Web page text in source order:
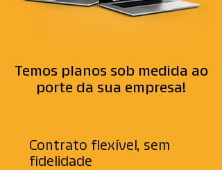
Temos planos sob medida ao
porte da sua empresa!
Contrato flexível, sem
fidelidade